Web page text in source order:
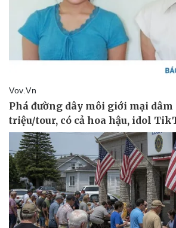
Pháp luật
Vụ án
Tin nóng
Tư vấn luật
Vũ khí
Việt
Phân